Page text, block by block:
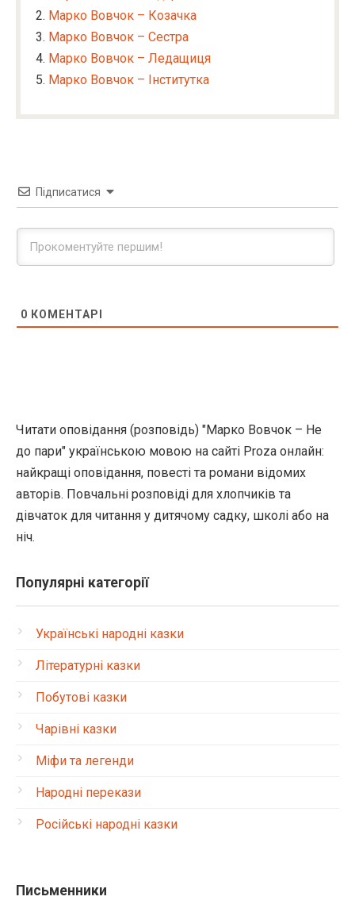
Марко Вовчок – Козачка
Марко Вовчок – Сестра
Марко Вовчок – Ледащиця
Марко Вовчок – Інститутка
Підписатися
0 КОМЕНТАРІ
Читати оповідання (розповідь) "Марко Вовчок – Не
до пари" українською мовою на сайті Proza онлайн:
найкращі оповідання, повесті та романи відомих
авторів. Повчальні розповіді для хлопчиків та
дівчаток для читання у дитячому садку, школі або на
ніч.
Популярні категорії
Українські народні казки
Літературні казки
Побутові казки
Чарівні казки
Міфи та легенди
Народні перекази
Російські народні казки
Письменники